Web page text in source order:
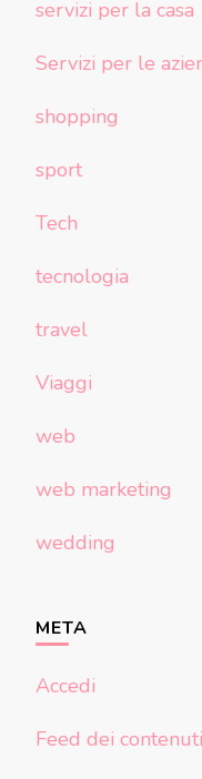
servizi per la casa
Servizi per le
shopping
sport
Tech
tecnologia
travel
Viaggi
web
web marketing
wedding
META
Accedi
Feed dei contenuti